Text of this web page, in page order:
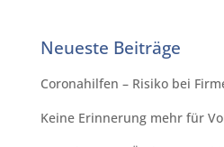
Neueste Beiträge
Coronahilfen – Risiko bei
Keine Erinnerung mehr für